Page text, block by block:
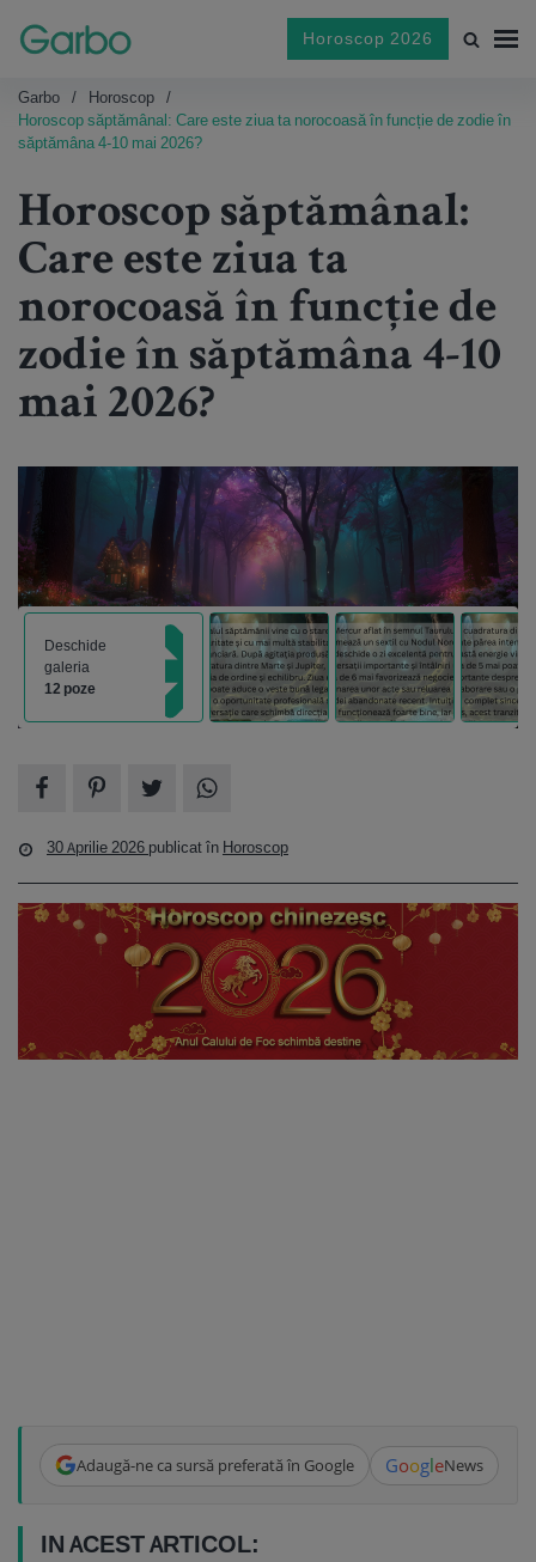
Horoscop 2026
Garbo
Horoscop
Horoscop săptămânal: Care este ziua ta norocoasă în funcție de zodie în
săptămâna 4-10 mai 2026?
Horoscop săptămânal:
Care este ziua ta
norocoasă în funcție de
zodie în săptămâna 4-10
mai 2026?
Deschide
galeria
12 poze
30 Aprilie 2026 publicat în Horoscop
Adaugă-ne ca sursă preferată în Google GoogleNews
IN ACEST ARTICOL: